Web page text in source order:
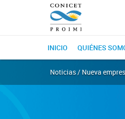
INICIO QUIÉNES
Noticias / Nueva